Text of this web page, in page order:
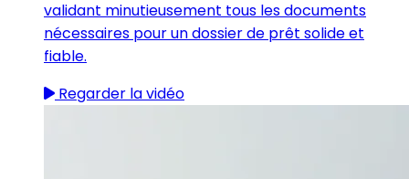
validant minutieusement tous les documents
nécessaires pour un dossier de prêt solide et
fiable.
Regarder la vidéo